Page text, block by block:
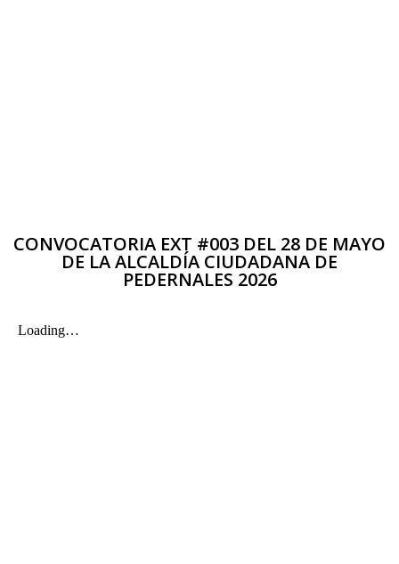
CONVOCATORIA EXT #003 DEL 28 DE MAYO
DE LA ALCALDÍA CIUDADANA DE
PEDERNALES 2026